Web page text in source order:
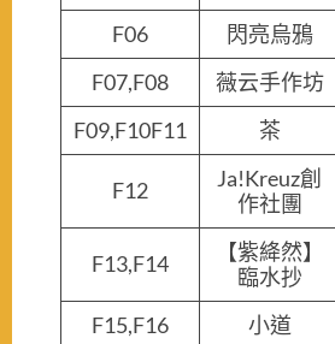
F06
閃亮烏鴉
F07,F08
薇云手作坊
F09,F10F11
茶
F12
Ja!Kreuz創
作社團
F13,F14
【紫絳然】
臨水抄
F15,F16 小道